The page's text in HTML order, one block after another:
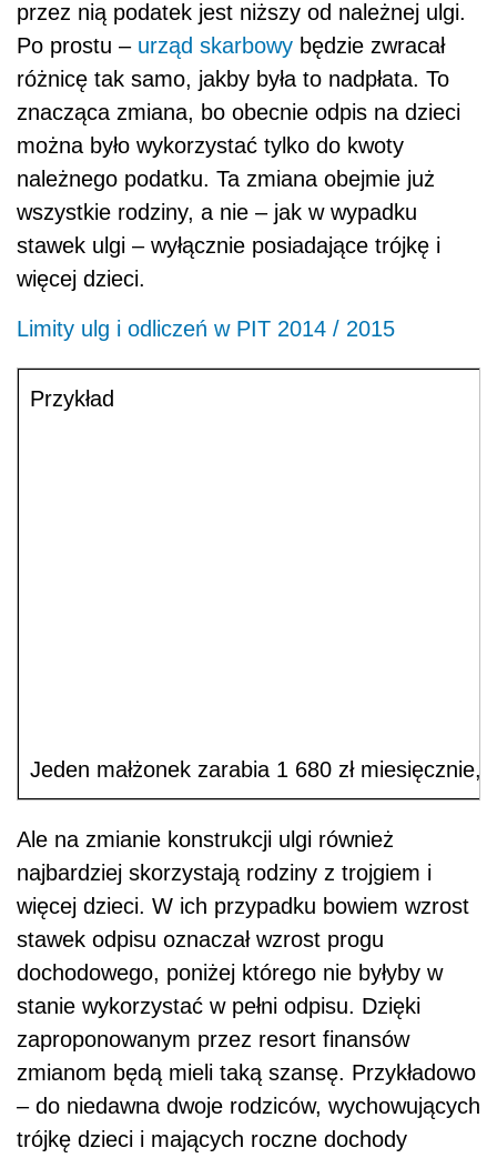
przez nią podatek jest niższy od należnej ulgi.
Po prostu – urząd skarbowy będzie zwracał
różnicę tak samo, jakby była to nadpłata. To
znacząca zmiana, bo obecnie odpis na dzieci
można było wykorzystać tylko do kwoty
należnego podatku. Ta zmiana obejmie już
wszystkie rodziny, a nie – jak w wypadku
stawek ulgi – wyłącznie posiadające trójkę i
więcej dzieci.
Limity ulg i odliczeń w PIT 2014 / 2015
Przykład
Jeden małżonek zarabia 1 680 zł
Ale na zmianie konstrukcji ulgi również
najbardziej skorzystają rodziny z trojgiem i
więcej dzieci. W ich przypadku bowiem wzrost
stawek odpisu oznaczał wzrost progu
dochodowego, poniżej którego nie byłyby w
stanie wykorzystać w pełni odpisu. Dzięki
zaproponowanym przez resort finansów
zmianom będą mieli taką szansę. Przykładowo
– do niedawna dwoje rodziców, wychowujących
trójkę dzieci i mających roczne dochody